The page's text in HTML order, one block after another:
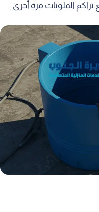
الملوثات مرة أخرى.